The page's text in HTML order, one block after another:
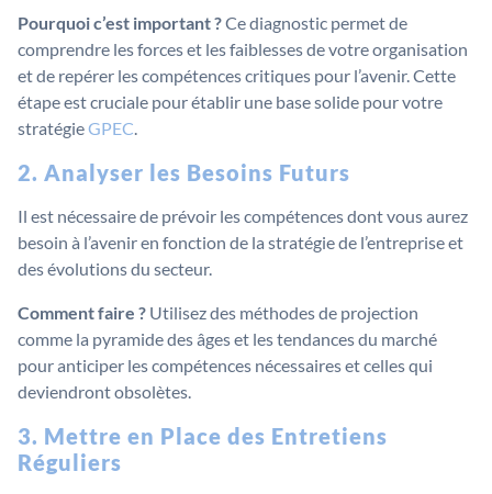
Pourquoi c’est important ?Ce diagnostic permet de
comprendre les forces et les faiblesses de votre organisation
et de repérer les compétences critiques pour l’avenir. Cette
étape est cruciale pour établir une base solide pour votre
stratégieGPEC.
2. Analyser les Besoins Futurs
Il est nécessaire de prévoir les compétences dont vous aurez
besoin à l’avenir en fonction de la stratégie de l’entreprise et
des évolutions du secteur.
Comment faire ? Utilisez des méthodes de projection
comme la pyramide des âges et les tendances du marché
pour anticiper les compétences nécessaires et celles qui
deviendront obsolètes.
3. Mettre en Place des Entretiens
Réguliers